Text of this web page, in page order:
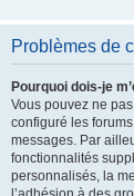
Problèmes de
Pourquoi dois-je
Vous pouvez ne
configuré les
messages. Par
fonctionnalités
personnalisés, la